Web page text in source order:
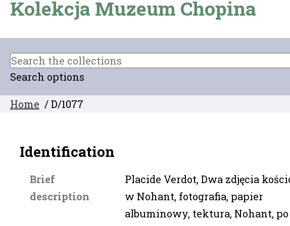
Kolekcja Muzeum Chopina
Search options
Home / D/1077
Identification
Brief
description
Placide Verdot, Dwa zdjęcia
w Nohant, fotografia, papier
albuminowy, tektura, Nohant, po